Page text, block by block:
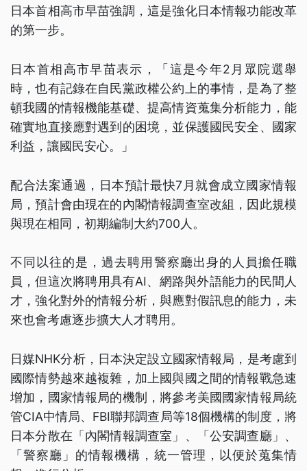
日本首相高市早苗強調，這是強化日本情報功能改革
的第一步。
日本首相高市早苗表示，「這是今年2月眾院選舉
時，也有記錄在自民黨政權公約上的事情，是為了整
頓我國的情報機能基礎、提高情資蒐集分析能力，能
確實地直接應對遇到的困境，並保護國民安全、國家
利益，讓國民安心。」
配合法案通過，日本預計最快7月就會成立國家情報
局，預計會由現在的內閣情報調查室改組，因此規模
與現在相同，初期編制大約700人。
不同以往的是，過去聘用警察廳出身的人員擔任職
員，但這次將聘用具有AI、網路與外語能力的民間人
才，強化對外的情報分析，與應對假訊息的能力，未
來也會考慮逐步擴大人才聘用。
日媒NHK分析，日本決定設立國家情報局，是考慮到
國際情勢越來越複雜，加上國與國之間的情報戰急速
增加，國家情報局的機制，將參考美國國家情報局統
管CIA中情局、FBI聯邦調查局等18個機構的制度，將
日本分散在「內閣情報調查室」、「公安調查廳」、
「警察廳」的情報機構，統一管理，以便於蒐集情